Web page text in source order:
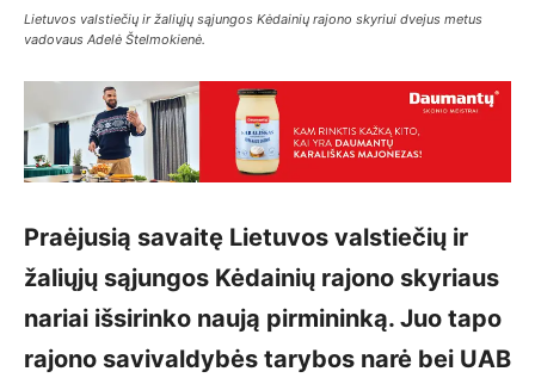
Lietuvos valstiečių ir žaliųjų sąjungos Kėdainių rajono skyriui dvejus metus
vadovaus Adelė Štelmokienė.
Praėjusią savaitę Lietuvos valstiečių ir
žaliųjų sąjungos Kėdainių rajono skyriaus
nariai išsirinko naują pirmininką. Juo tapo
rajono savivaldybės tarybos narė bei UAB